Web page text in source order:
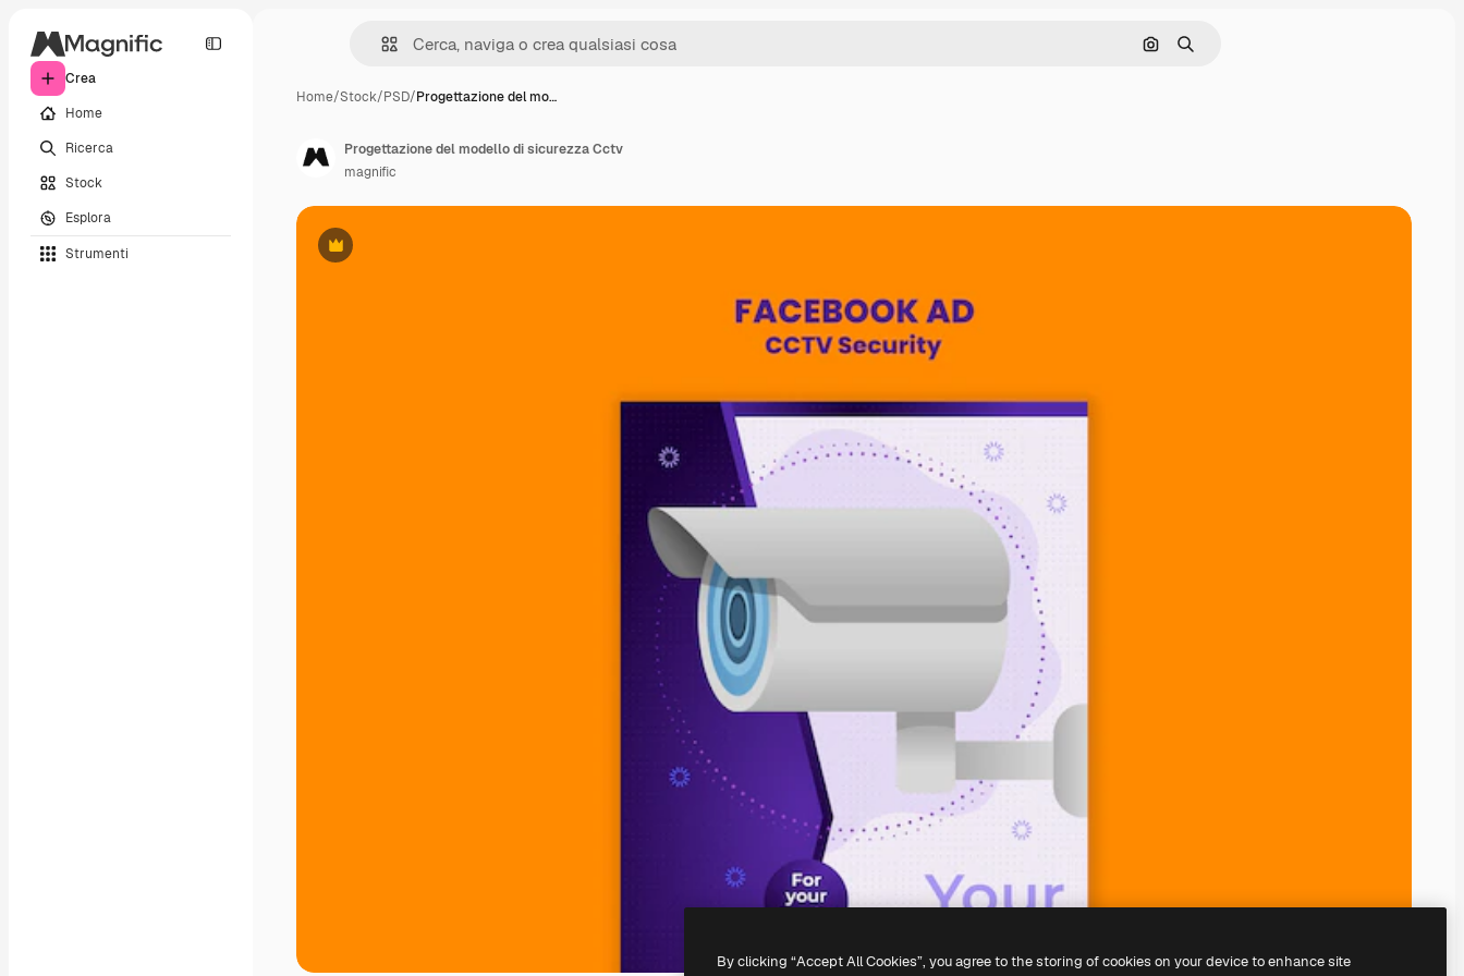
Crea
Home
Ricerca
Stock
Esplora
Strumenti
Cerca per immagine
Ricerca
Home/Stock/PSD/Progettazione del mo…
Premium
Progettazione del modello di sicurezza Cctv
magnific
By clicking “Accept All Cookies”, you agree to the storing of cookies on your device to enhance site